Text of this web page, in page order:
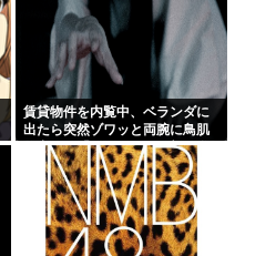
らない、可愛い女の子も作れ...
父安倍晋三が天国から帰ってく...
賃貸物件を内覧中、ベランダに
出たら突然ゾワッと両腕に鳥肌
が出た。「やっぱりこの部屋嫌
だ」と思った瞬間、体が前にド
ンッと突き飛ばされて…